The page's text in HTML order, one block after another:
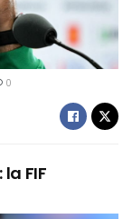
0
FIF